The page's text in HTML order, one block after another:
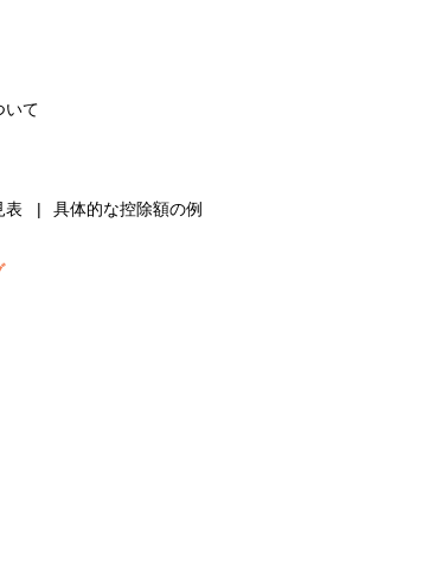
いて
表 具体的な控除額の例